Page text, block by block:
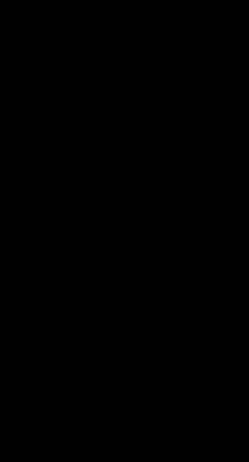
(HKÜ) Bilim İletişimi
Dr. Atiye Güner’in
adlı sergiye ev